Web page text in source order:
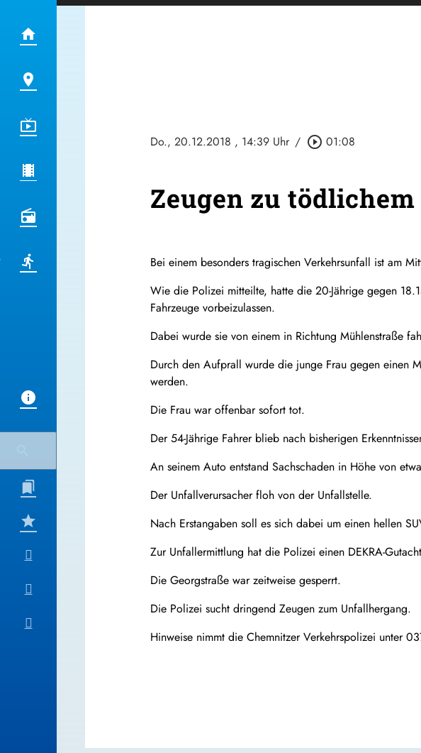
Do., 20.12.2018 , 14:39 Uhr / play_circle_outline 01:08
Zeugen zu
Bei einem besonders tragischen Verkehrsunfall ist am
Wie die Polizei mitteilte, hatte die 20-Jährige gegen
Fahrzeuge vorbeizulassen.
Dabei wurde sie von einem in Richtung Mühlenstraße
Durch den Aufprall wurde die junge Frau gegen einen
werden.
Die Frau war offenbar sofort tot.
Der 54-Jährige Fahrer blieb nach bisherigen
An seinem Auto entstand Sachschaden in Höhe von
Der Unfallverursacher floh von der Unfallstelle.
Nach Erstangaben soll es sich dabei um einen hellen
Zur Unfallermittlung hat die Polizei einen DEKRA-
Die Georgstraße war zeitweise gesperrt.
Die Polizei sucht dringend Zeugen zum Unfallhergang.
Hinweise nimmt die Chemnitzer Verkehrspolizei unter